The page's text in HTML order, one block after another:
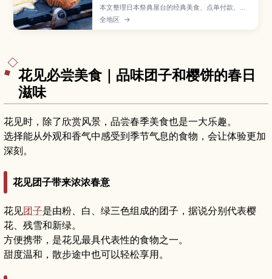
本文整理日本祭典屋台的经典美食、点单付款、边
走边吃礼仪与垃圾处理要点，方便新手轻松逛吃。
全地区 →
花见必尝美食｜品味团子和樱饼的春日
滋味
花见时，除了欣赏风景，品尝春季美食也是一大乐趣。
选择能从外观和香气中感受到季节气息的食物，会让体验更加
深刻。
花见团子带来浓浓春意
花见团子是由粉、白、绿三色组成的团子，据说分别代表樱
花、残雪和新绿。
方便携带，是花见最具代表性的食物之一。
甜度温和，散步途中也可以轻松享用。